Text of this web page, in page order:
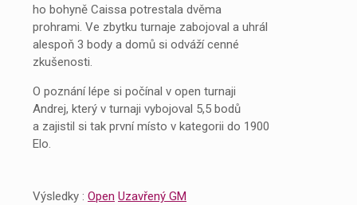
ho bohyně Caissa potrestala dvěma
prohrami. Ve zbytku turnaje zabojoval a uhrál
alespoň 3 body a domů si odváží cenné
zkušenosti.
O poznání lépe si počínal v open turnaji
Andrej, který v turnaji vybojoval 5,5 bodů
a zajistil si tak první místo v kategorii do 1900
Elo.
Výsledky : Open Uzavřený GM